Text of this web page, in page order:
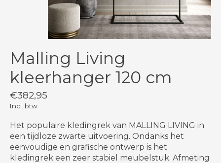
Malling Living
kleerhanger 120 cm
€382,95
Incl. btw
Het populaire kledingrek van MALLING LIVING in
een tijdloze zwarte uitvoering. Ondanks het
eenvoudige en grafische ontwerp is het
kledingrek een zeer stabiel meubelstuk. Afmeting